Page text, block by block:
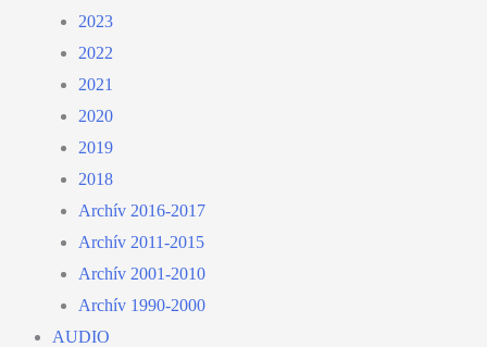
2023
2022
2021
2020
2019
2018
Archív 2016-2017
Archív 2011-2015
Archív 2001-2010
Archív 1990-2000
AUDIO